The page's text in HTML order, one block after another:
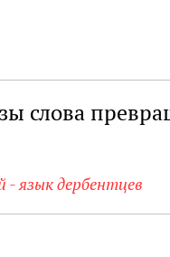
слова
- язык дербентцев